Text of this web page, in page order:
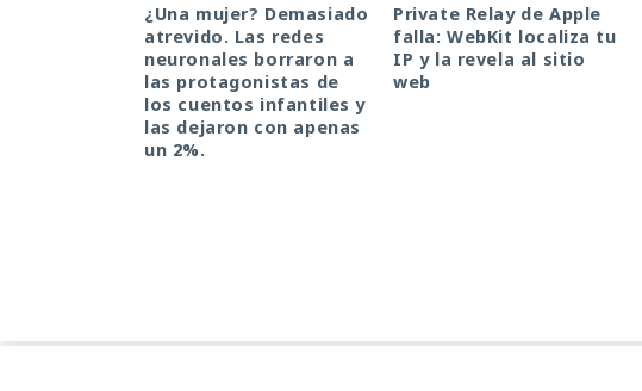
¿Una mujer? Demasiado
atrevido. Las redes
neuronales borraron a
las protagonistas de
los cuentos infantiles y
las dejaron con apenas
un 2%.
Private Relay de Apple
falla: WebKit localiza tu
IP y la revela al sitio
web